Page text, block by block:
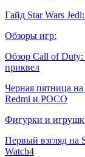
Гайд Star Wars
Обзоры игр:
Обзор Call of Duty:
приквел
Черная пятница
Redmi и POCO
Фигурки и
Первый взгляд на
Watch4